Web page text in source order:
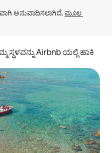
ಅನುವಾದಿಸಲಾಗಿದೆ. ಮೂಲ
ಸ್ಥಳವನ್ನು Airbnb ಯಲ್ಲಿ ಹಾಕಿ